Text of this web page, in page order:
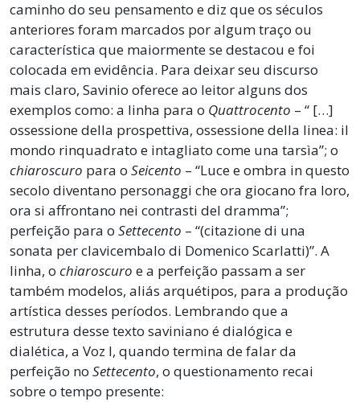
caminho do seu pensamento e diz que os séculos
anteriores foram marcados por algum traço ou
característica que maiormente se destacou e foi
colocada em evidência. Para deixar seu discurso
mais claro, Savinio oferece ao leitor alguns dos
exemplos como: a linha para o Quattrocento – “ […]
ossessione della prospettiva, ossessione della linea: il
mondo rinquadrato e intagliato come una tarsìa”; o
chiaroscuro para o Seicento – “Luce e ombra in questo
secolo diventano personaggi che ora giocano fra loro,
ora si affrontano nei contrasti del dramma”;
perfeição para o Settecento – “(citazione di una
sonata per clavicembalo di Domenico Scarlatti)”. A
linha, o chiaroscuro e a perfeição passam a ser
também modelos, aliás arquétipos, para a produção
artística desses períodos. Lembrando que a
estrutura desse texto saviniano é dialógica e
dialética, a Voz I, quando termina de falar da
perfeição no Settecento, o questionamento recai
sobre o tempo presente: